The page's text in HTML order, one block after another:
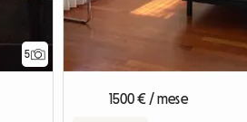
5
1500 € / mese